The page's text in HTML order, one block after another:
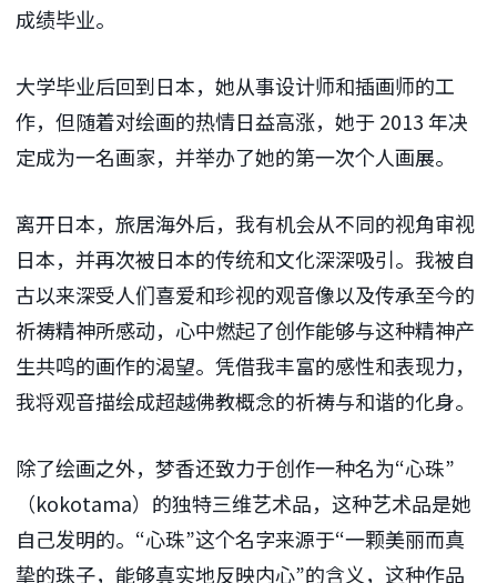
成绩毕业。
大学毕业后回到日本，她从事设计师和插画师的工
作，但随着对绘画的热情日益高涨，她于 2013 年决
定成为一名画家，并举办了她的第一次个人画展。
离开日本，旅居海外后，我有机会从不同的视角审视
日本，并再次被日本的传统和文化深深吸引。我被自
古以来深受人们喜爱和珍视的观音像以及传承至今的
祈祷精神所感动，心中燃起了创作能够与这种精神产
生共鸣的画作的渴望。凭借我丰富的感性和表现力，
我将观音描绘成超越佛教概念的祈祷与和谐的化身。
除了绘画之外，梦香还致力于创作一种名为“心珠”
（kokotama）的独特三维艺术品，这种艺术品是她
自己发明的。“心珠”这个名字来源于“一颗美丽而真
挚的珠子，能够真实地反映内心”的含义，这种作品